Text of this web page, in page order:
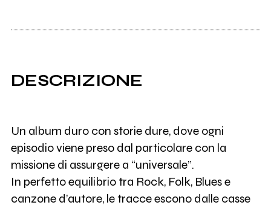
DESCRIZIONE
Un album duro con storie dure, dove ogni
episodio viene preso dal particolare con la
missione di assurgere a “universale”.
In perfetto equilibrio tra Rock, Folk, Blues e
canzone d’autore, le tracce escono dalle casse